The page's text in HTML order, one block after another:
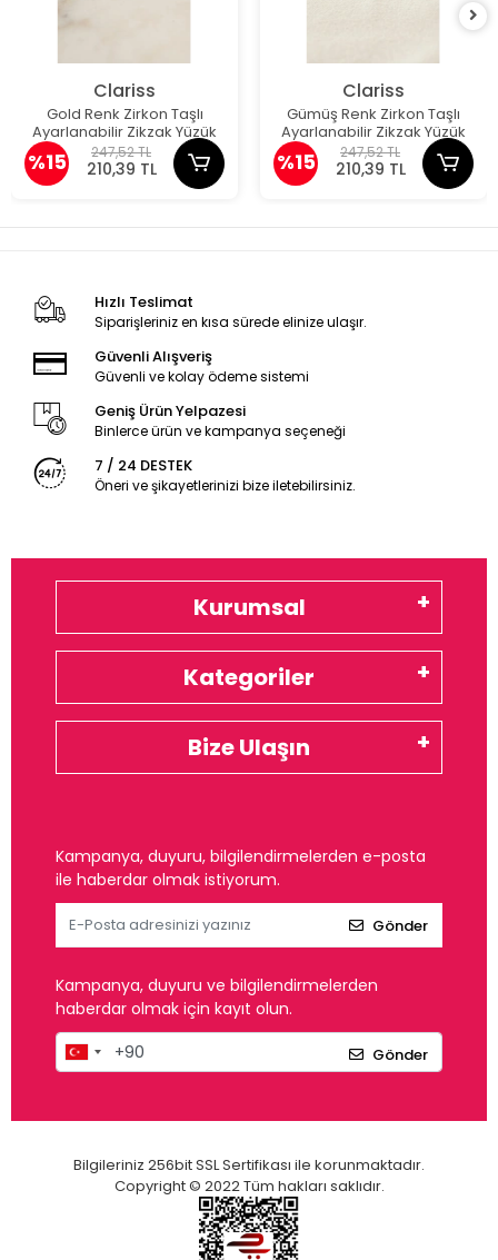
Clariss
Gold Renk Zirkon Taşlı
Ayarlanabilir Zikzak Yüzük
%15 247,52 TL
210,39 TL
Clariss
Gümüş Renk Zirkon Taşlı
Ayarlanabilir Zikzak Yüzük
%15 247,52 TL
210,39 TL
Hızlı Teslimat
Siparişleriniz en kısa sürede elinize ulaşır.
Güvenli Alışveriş
Güvenli ve kolay ödeme sistemi
Geniş Ürün Yelpazesi
Binlerce ürün ve kampanya seçeneği
7 / 24 DESTEK
Öneri ve şikayetlerinizi bize iletebilirsiniz.
Kurumsal
Kategoriler
Bize Ulaşın
Kampanya, duyuru, bilgilendirmelerden e-posta
ile haberdar olmak istiyorum.
Gönder
Kampanya, duyuru ve bilgilendirmelerden
haberdar olmak için kayıt olun.
Gönder
Bilgileriniz 256bit SSL Sertifikası ile korunmaktadır.
Copyright © 2022 Tüm hakları saklıdır.